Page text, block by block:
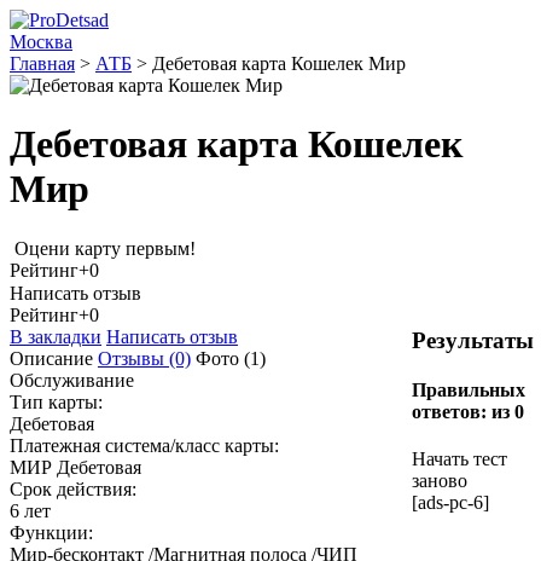
Москва
Главная > АТБ > Дебетовая карта Кошелек Мир
Дебетовая карта Кошелек
Мир
Оцени карту первым!
Рейтинг+0
Написать отзыв
Результаты
Правильных
ответов: из 0
Начать тест
заново
[ads-pc-6]
Рейтинг+0
В закладки Написать отзыв
Описание Отзывы (0) Фото (1)
Обслуживание
Тип карты:
Дебетовая
Платежная система/класс карты:
МИР Дебетовая
Срок действия:
6 лет
Функции:
Мир-бесконтакт /Магнитная полоса /ЧИП